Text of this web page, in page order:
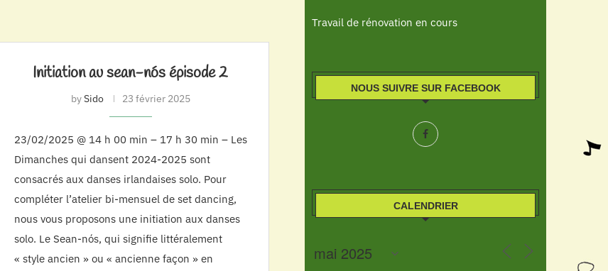
Initiation au sean-nós épisode 2
bySido 23 février 2025
23/02/2025 @ 14 h 00 min – 17 h 30 min – Les
Dimanches qui dansent 2024-2025 sont
consacrés aux danses irlandaises solo. Pour
compléter l’atelier bi-mensuel de set dancing,
nous vous proposons une initiation aux danses
solo. Le Sean-nós, qui signifie littéralement
« style ancien » ou « ancienne façon » en
Travail de rénovation en cours
NOUS SUIVRE SUR FACEBOOK
CALENDRIER